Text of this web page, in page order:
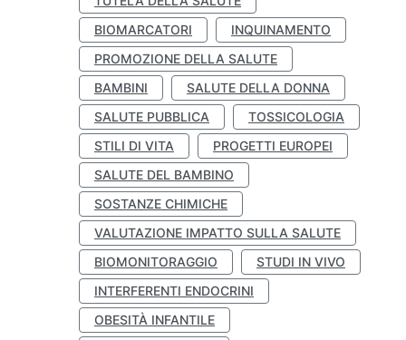
BIOMARCATORI
INQUINAMENTO
PROMOZIONE DELLA SALUTE
BAMBINI
SALUTE DELLA DONNA
SALUTE PUBBLICA
TOSSICOLOGIA
STILI DI VITA
PROGETTI EUROPEI
SALUTE DEL BAMBINO
SOSTANZE CHIMICHE
VALUTAZIONE IMPATTO SULLA SALUTE
BIOMONITORAGGIO
STUDI IN VIVO
INTERFERENTI ENDOCRINI
OBESITÀ INFANTILE